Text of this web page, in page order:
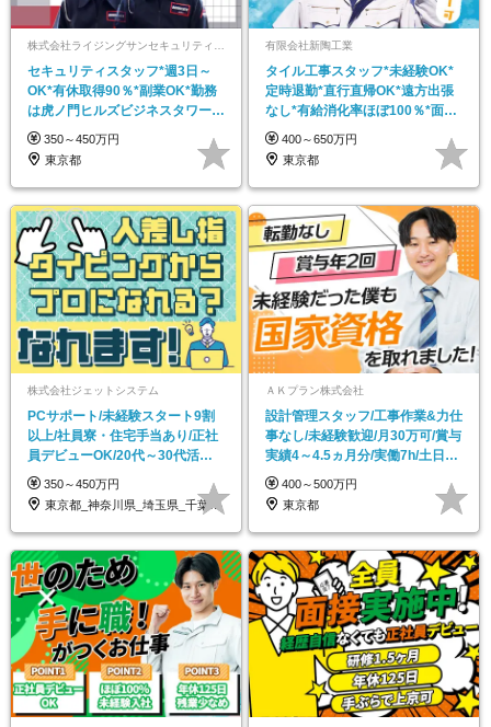
セキュリティスタッフ*週3日～
OK*有休取得90％*副業OK*勤務
は虎ノ門ヒルズビジネスタワーな
ど
350～450万円
東京都
有限会社新陶工業
タイル工事スタッフ*未経験OK*
定時退勤*直行直帰OK*遠方出張
なし*有給消化率ほぼ100％*面接
1回
400～650万円
東京都
株式会社ジェットシステム
PCサポート/未経験スタート9割
以上/社員寮・住宅手当あり/正社
員デビューOK/20代～30代活躍
中/全国募集
350～450万円
東京都_神奈川県_埼玉県_千葉県_大阪府…
ＡＫプラン株式会社
設計管理スタッフ/工事作業&力仕
事なし/未経験歓迎/月30万可/賞与
実績4～4.5ヵ月分/実働7h/土日祝
休
400～500万円
東京都